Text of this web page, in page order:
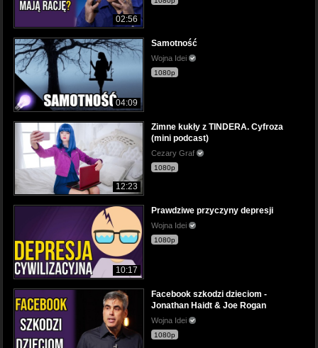
02:56
04:09
Samotność
Wojna Idei
1080p
12:23
Zimne kukły z TINDERA. Cyfroza
(mini podcast)
Cezary Graf
1080p
10:17
Prawdziwe przyczyny depresji
Wojna Idei
1080p
Facebook szkodzi dzieciom -
Jonathan Haidt & Joe Rogan
Wojna Idei
1080p